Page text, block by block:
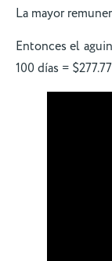
La mayor
Entonces el
100 días =